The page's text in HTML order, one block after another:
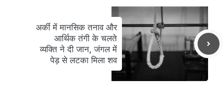
अर्की में मानसिक तनाव और
आर्थिक तंगी के चलते
व्यक्ति ने दी जान, जंगल में
पेड़ से लटका मिला शव